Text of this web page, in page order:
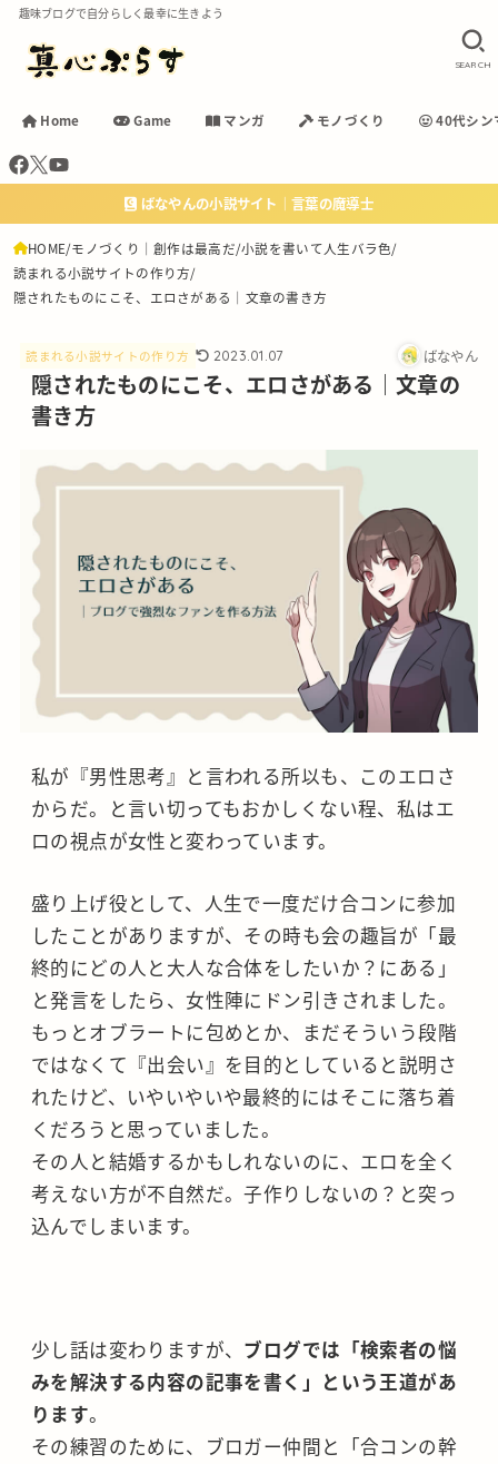
趣味ブログで自分らしく最幸に生きよう
Home Game マンガ モノづくり 40代シン
SEARCH
ばなやんの小説サイト｜言葉の魔導士
HOME モノづくり｜創作は最高だ 小説を書いて人生バラ色
読まれる小説サイトの作り方
隠されたものにこそ、エロさがある｜文章の書き方
読まれる小説サイトの作り方 2023.01.07 ばなやん
隠されたものにこそ、エロさがある｜文章の
書き方
私が『男性思考』と言われる所以も、このエロさ
からだ。と言い切ってもおかしくない程、私はエ
ロの視点が女性と変わっています。
盛り上げ役として、人生で一度だけ合コンに参加
したことがありますが、その時も会の趣旨が「最
終的にどの人と大人な合体をしたいか？にある」
と発言をしたら、女性陣にドン引きされました。
もっとオブラートに包めとか、まだそういう段階
ではなくて『出会い』を目的としていると説明さ
れたけど、いやいやいや最終的にはそこに落ち着
くだろうと思っていました。
その人と結婚するかもしれないのに、エロを全く
考えない方が不自然だ。子作りしないの？と突っ
込んでしまいます。
少し話は変わりますが、 ブログでは「検索者の悩
みを解決する内容の記事を書く」という王道があ
ります。
その練習のために、ブロガー仲間と「合コンの幹